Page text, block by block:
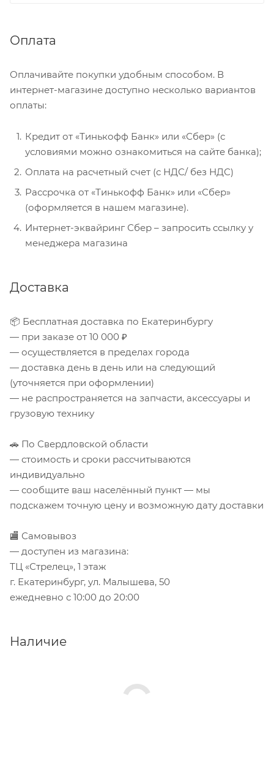
Оплата
Оплачивайте покупки удобным способом. В
интернет-магазине доступно несколько вариантов
оплаты:
Кредит от «Тинькофф Банк» или «Сбер» (с
условиями можно ознакомиться на сайте банка);
Оплата на расчетный счет (с НДС/ без НДС)
Рассрочка от «Тинькофф Банк» или «Сбер»
(оформляется в нашем магазине).
Интернет-эквайринг Сбер – запросить ссылку у
менеджера магазина
Доставка
📦 Бесплатная доставка по Екатеринбургу
— при заказе от 10 000 ₽
— осуществляется в пределах города
— доставка день в день или на следующий
(уточняется при оформлении)
— не распространяется на запчасти, аксессуары и
грузовую технику
🚗 По Свердловской области
— стоимость и сроки рассчитываются
индивидуально
— сообщите ваш населённый пункт — мы
подскажем точную цену и возможную дату доставки
🏬 Самовывоз
— доступен из магазина:
ТЦ «Стрелец», 1 этаж
г. Екатеринбург, ул. Малышева, 50
ежедневно с 10:00 до 20:00
Наличие